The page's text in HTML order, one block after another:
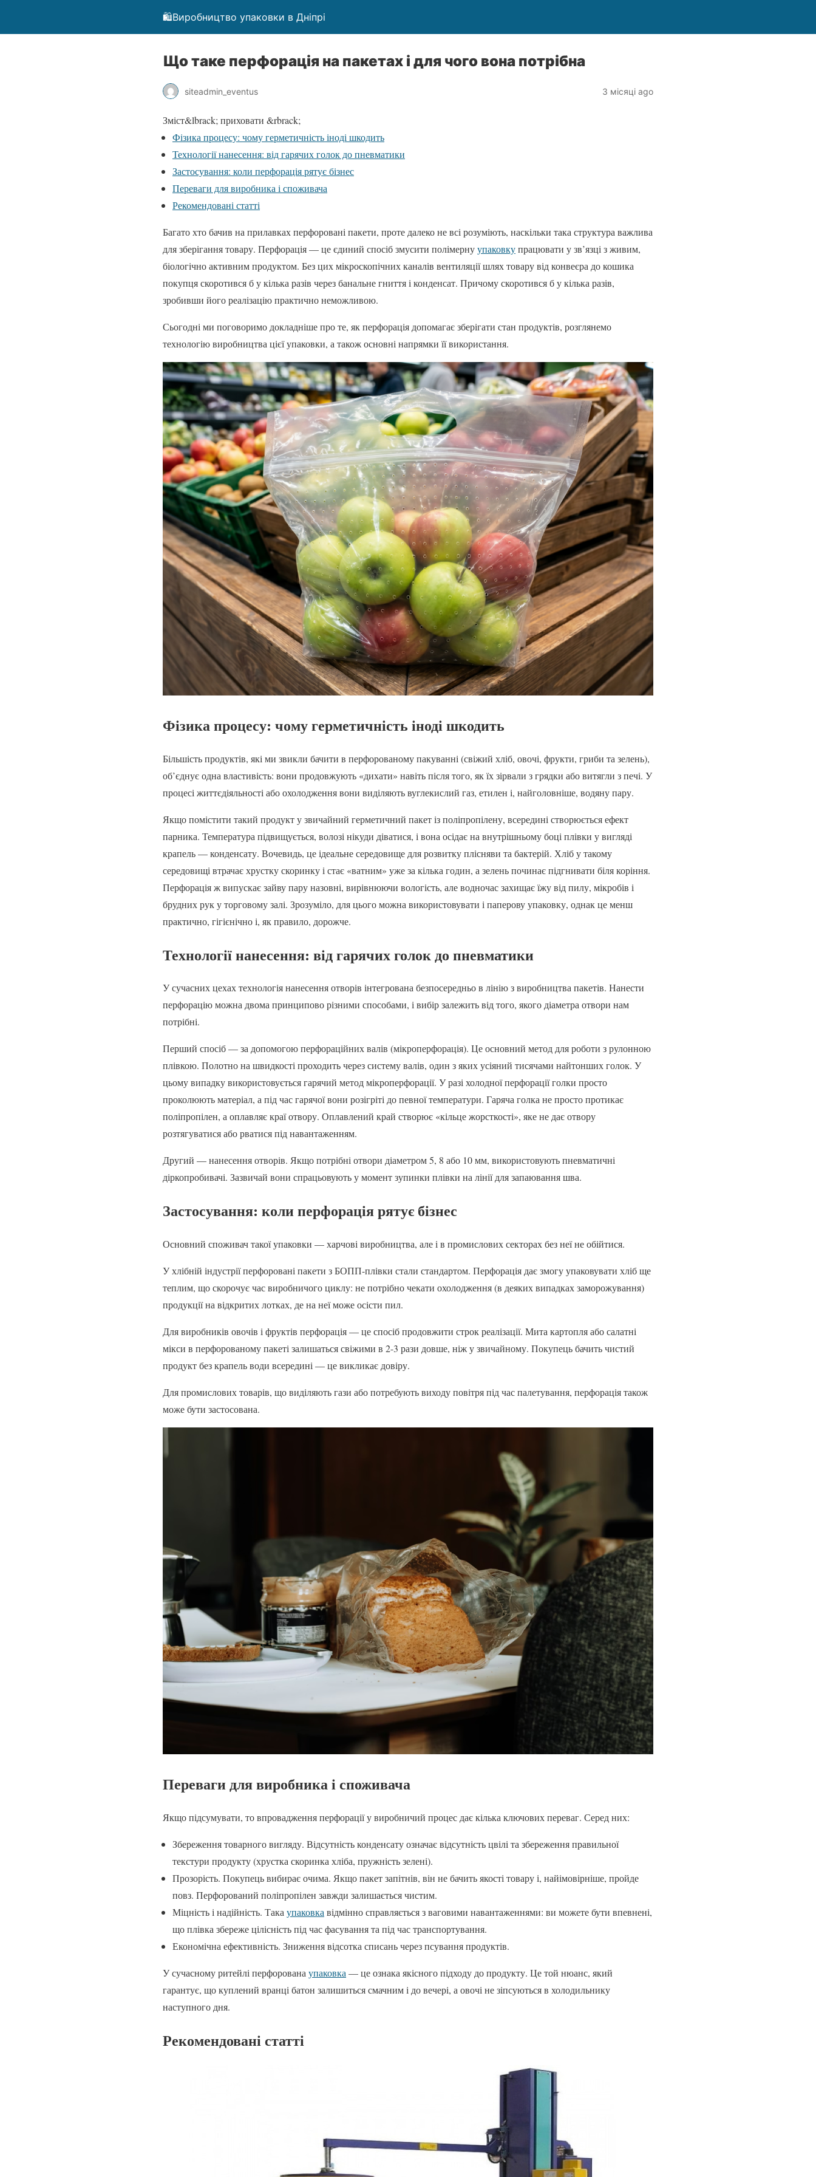
🛍️Виробництво упаковки в Дніпрі
Що таке перфорація на пакетах і для чого вона потрібна
siteadmin_eventus 3 місяці ago
Зміст&lbrack; приховати &rbrack;
Фізика процесу: чому герметичність іноді шкодить
Технології нанесення: від гарячих голок до пневматики
Застосування: коли перфорація рятує бізнес
Переваги для виробника і споживача
Рекомендовані статті
Багато хто бачив на прилавках перфоровані пакети, проте далеко не всі розуміють, наскільки така структура важлива
для зберігання товару. Перфорація — це єдиний спосіб змусити полімернуупаковкупрацювати у зв’язці з живим,
біологічно активним продуктом. Без цих мікроскопічних каналів вентиляції шлях товару від конвеєра до кошика
покупця скоротився б у кілька разів через банальне гниття і конденсат. Причому скоротився б у кілька разів,
зробивши його реалізацію практично неможливою.
Сьогодні ми поговоримо докладніше про те, як перфорація допомагає зберігати стан продуктів, розглянемо
технологію виробництва цієї упаковки, а також основні напрямки її використання.
Фізика процесу: чому герметичність іноді шкодить
Більшість продуктів, які ми звикли бачити в перфорованому пакуванні (свіжий хліб, овочі, фрукти, гриби та зелень),
об’єднує одна властивість: вони продовжують «дихати» навіть після того, як їх зірвали з грядки або витягли з печі. У
процесі життєдіяльності або охолодження вони виділяють вуглекислий газ, етилен і, найголовніше, водяну пару.
Якщо помістити такий продукт у звичайний герметичний пакет із поліпропілену, всередині створюється ефект
парника. Температура підвищується, волозі нікуди діватися, і вона осідає на внутрішньому боці плівки у вигляді
крапель — конденсату. Вочевидь, це ідеальне середовище для розвитку плісняви та бактерій. Хліб у такому
середовищі втрачає хрустку скоринку і стає «ватним» уже за кілька годин, а зелень починає підгнивати біля коріння.
Перфорація ж випускає зайву пару назовні, вирівнюючи вологість, але водночас захищає їжу від пилу, мікробів і
брудних рук у торговому залі. Зрозуміло, для цього можна використовувати і паперову упаковку, однак це менш
практично, гігієнічно і, як правило, дорожче.
Технології нанесення: від гарячих голок до пневматики
У сучасних цехах технологія нанесення отворів інтегрована безпосередньо в лінію з виробництва пакетів. Нанести
перфорацію можна двома принципово різними способами, і вибір залежить від того, якого діаметра отвори нам
потрібні.
Перший спосіб — за допомогою перфораційних валів (мікроперфорація). Це основний метод для роботи з рулонною
плівкою. Полотно на швидкості проходить через систему валів, один з яких усіяний тисячами найтонших голок. У
цьому випадку використовується гарячий метод мікроперфорації. У разі холодної перфорації голки просто
проколюють матеріал, а під час гарячої вони розігріті до певної температури. Гаряча голка не просто протикає
поліпропілен, а оплавляє краї отвору. Оплавлений край створює «кільце жорсткості», яке не дає отвору
розтягуватися або рватися під навантаженням.
Другий — нанесення отворів. Якщо потрібні отвори діаметром 5, 8 або 10 мм, використовують пневматичні
діркопробивачі. Зазвичай вони спрацьовують у момент зупинки плівки на лінії для запаювання шва.
Застосування: коли перфорація рятує бізнес
Основний споживач такої упаковки — харчові виробництва, але і в промислових секторах без неї не обійтися.
У хлібній індустрії перфоровані пакети з БОПП-плівки стали стандартом. Перфорація дає змогу упаковувати хліб ще
теплим, що скорочує час виробничого циклу: не потрібно чекати охолодження (в деяких випадках заморожування)
продукції на відкритих лотках, де на неї може осісти пил.
Для виробників овочів і фруктів перфорація — це спосіб продовжити строк реалізації. Мита картопля або салатні
мікси в перфорованому пакеті залишаться свіжими в 2-3 рази довше, ніж у звичайному. Покупець бачить чистий
продукт без крапель води всередині — це викликає довіру.
Для промислових товарів, що виділяють гази або потребують виходу повітря під час палетування, перфорація також
може бути застосована.
Переваги для виробника і споживача
Якщо підсумувати, то впровадження перфорації у виробничий процес дає кілька ключових переваг. Серед них:
Збереження товарного вигляду. Відсутність конденсату означає відсутність цвілі та збереження правильної
текстури продукту (хрустка скоринка хліба, пружність зелені).
Прозорість. Покупець вибирає очима. Якщо пакет запітнів, він не бачить якості товару і, найімовірніше, пройде
повз. Перфорований поліпропілен завжди залишається чистим.
Міцність і надійність. Такаупаковкавідмінно справляється з ваговими навантаженнями: ви можете бути впевнені,
що плівка збереже цілісність під час фасування та під час транспортування.
Економічна ефективність. Зниження відсотка списань через псування продуктів.
У сучасному ритейлі перфорованаупаковка— це ознака якісного підходу до продукту. Це той нюанс, який
гарантує, що куплений вранці батон залишиться смачним і до вечері, а овочі не зіпсуються в холодильнику
наступного дня.
Рекомендовані статті